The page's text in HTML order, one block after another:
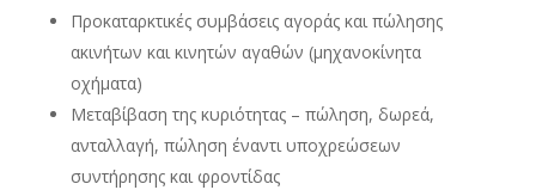
Προκαταρκτικές συμβάσεις αγοράς και πώλησης
ακινήτων και κινητών αγαθών (μηχανοκίνητα
οχήματα)
Μεταβίβαση της κυριότητας – πώληση, δωρεά,
ανταλλαγή, πώληση έναντι υποχρεώσεων
συντήρησης και φροντίδας